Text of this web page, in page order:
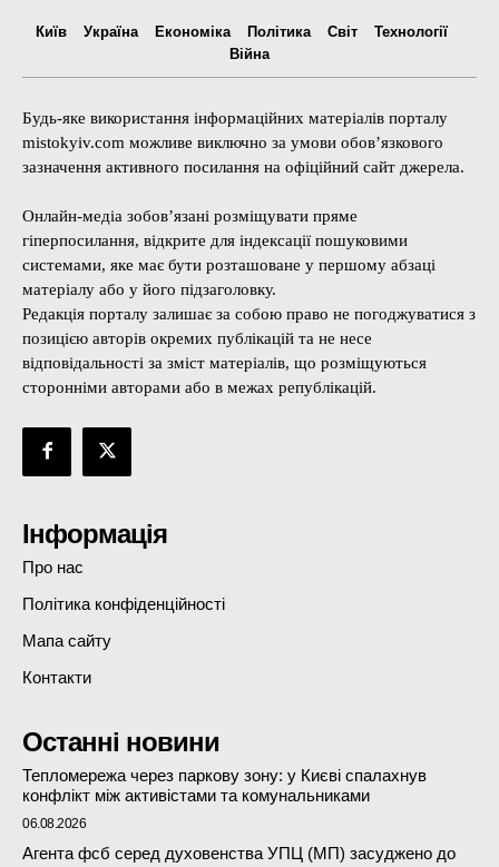
Київ Україна Економіка Політика Світ
Технології
Війна
Будь-яке використання інформаційних матеріалів порталу
mistokyiv.com можливе виключно за умови обов’язкового
зазначення активного посилання на офіційний сайт джерела.
Онлайн-медіа зобов’язані розміщувати пряме
гіперпосилання, відкрите для індексації пошуковими
системами, яке має бути розташоване у першому абзаці
матеріалу або у його підзаголовку.
Редакція порталу залишає за собою право не погоджуватися з
позицією авторів окремих публікацій та не несе
відповідальності за зміст матеріалів, що розміщуються
сторонніми авторами або в межах републікацій.
Інформація
Про нас
Політика конфіденційності
Мапа сайту
Контакти
Останні новини
Тепломережа через паркову зону: у Києві спалахнув
конфлікт між активістами та комунальниками
06.08.2026
Агента фсб серед духовенства УПЦ (МП) засуджено до